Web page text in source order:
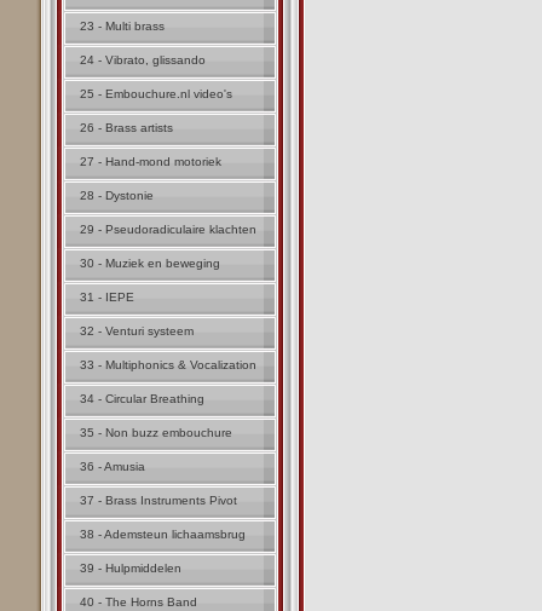
23 - Multi brass
24 - Vibrato, glissando
25 - Embouchure.nl video's
26 - Brass artists
27 - Hand-mond motoriek
28 - Dystonie
29 - Pseudoradiculaire klachten
30 - Muziek en beweging
31 - IEPE
32 - Venturi systeem
33 - Multiphonics & Vocalization
34 - Circular Breathing
35 - Non buzz embouchure
36 - Amusia
37 - Brass Instruments Pivot
38 - Ademsteun lichaamsbrug
39 - Hulpmiddelen
40 - The Horns Band